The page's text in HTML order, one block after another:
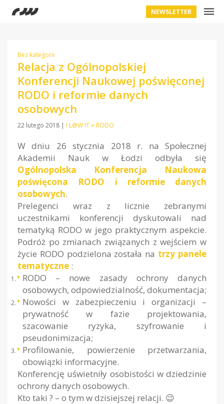
NEWSLETTER
Bez kategorii
Relacja z Ogólnopolskiej
Konferencji Naukowej poświęconej
RODO i reformie danych
osobowych
22 lutego 2018 | I L@W IT + RODO
W dniu 26 stycznia 2018 r. na Społecznej
Akademii Nauk w Łodzi odbyła się
Ogólnopolska Konferencja Naukowa
poświęcona RODO i reformie danych
osobowych.
Prelegenci wraz z licznie zebranymi
uczestnikami konferencji dyskutowali nad
tematyką RODO w jego praktycznym aspekcie.
Podróż po zmianach związanych z wejściem w
życie RODO podzielona została na trzy panele
tematyczne :
RODO – nowe zasady ochrony danych
osobowych, odpowiedzialność, dokumentacja;
Nowości w zabezpieczeniu i organizacji –
prywatność w fazie projektowania,
szacowanie ryzyka, szyfrowanie i
pseudonimizacja;
Profilowanie, powierzenie przetwarzania,
obowiązki informacyjne.
Konferencję uświetniły osobistości w dziedzinie
ochrony danych osobowych.
Kto taki ? – o tym w dzisiejszej relacji. ️😉